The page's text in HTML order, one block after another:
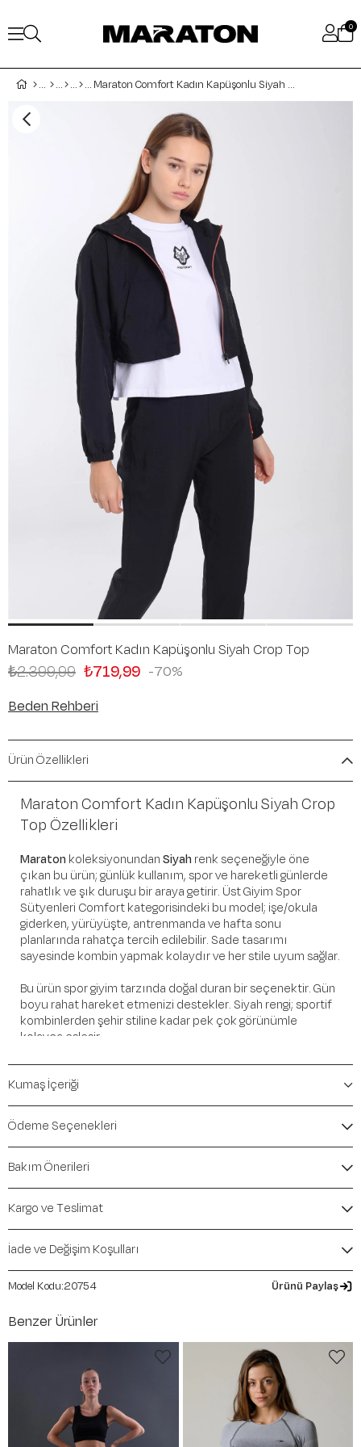
0
Maraton Comfort Kadın Kapüşonlu Siyah Crop Top
Maraton Comfort Kadın Kapüşonlu Siyah Crop Top
70
₺2.399,99 ₺719,99
Beden Rehberi
Ürün Özellikleri
Maraton Comfort Kadın Kapüşonlu Siyah Crop
Top Özellikleri
Maraton koleksiyonundanSiyah renk seçeneğiyle öne
çıkan bu ürün; günlük kullanım, spor ve hareketli günlerde
rahatlık ve şık duruşu bir araya getirir. Üst Giyim Spor
Sütyenleri Comfort kategorisindeki bu model; işe/okula
giderken, yürüyüşte, antrenmanda ve hafta sonu
planlarında rahatça tercih edilebilir. Sade tasarımı
sayesinde kombin yapmak kolaydır ve her stile uyum sağlar.
Bu ürün spor giyim tarzında doğal duran bir seçenektir. Gün
boyu rahat hareket etmenizi destekler. Siyah rengi; sportif
kombinlerden şehir stiline kadar pek çok görünümle
kolayca eşleşir.
Öne Çıkan Detaylar
Marka:Maraton
Renk:Siyah
Kalıp / Form:
Mevsim:İlkbahar-Yaz
Kumaş İçeriği
Ödeme Seçenekleri
Bakım Önerileri
Kargo ve Teslimat
İade ve Değişim Koşulları
20754 Ürünü Paylaş
Benzer Ürünler